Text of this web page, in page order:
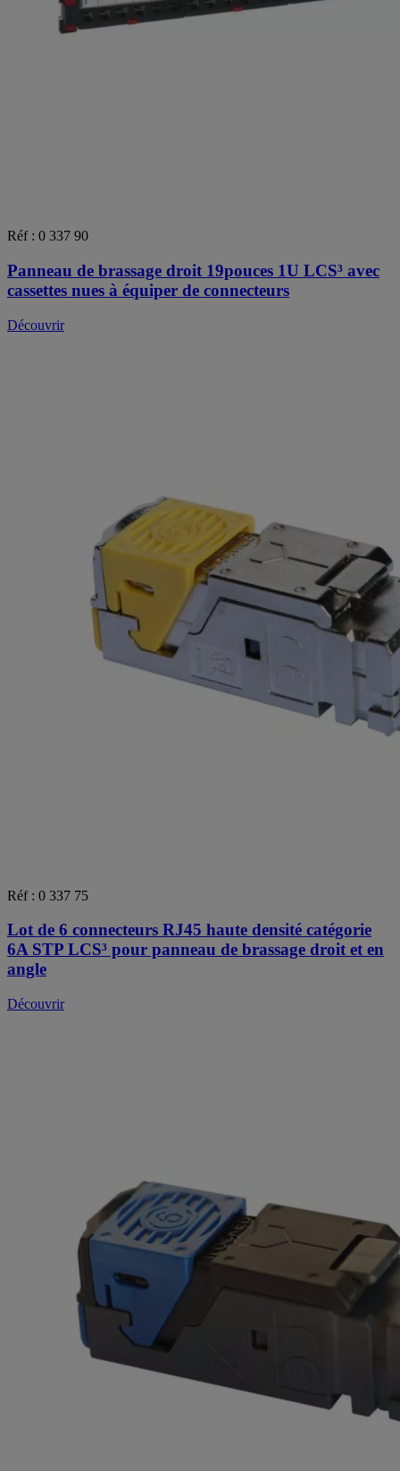
Réf : 0 337 90
Panneau de brassage droit 19pouces 1U LCS³ avec
cassettes nues à équiper de connecteurs
Découvrir
Réf : 0 337 75
Lot de 6 connecteurs RJ45 haute densité catégorie
6A STP LCS³ pour panneau de brassage droit et en
angle
Découvrir